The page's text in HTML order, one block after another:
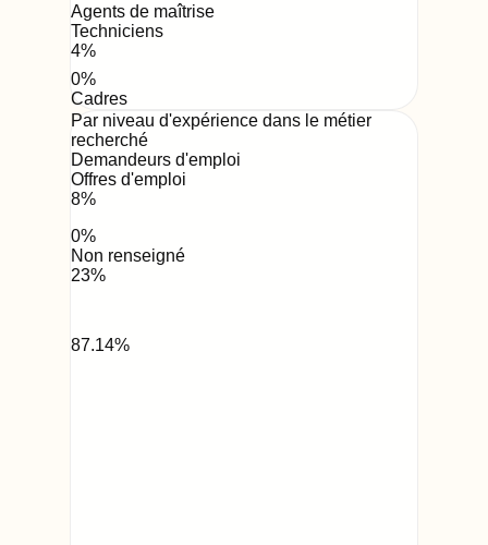
Agents de maîtrise
Techniciens
4%
0%
Cadres
Par niveau d'expérience dans le métier
recherché
Demandeurs d'emploi
Offres d'emploi
8%
0%
Non renseigné
23%
87.14%